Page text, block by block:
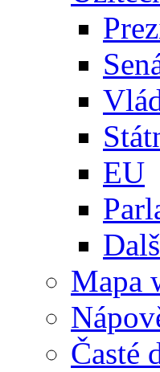
EU
Mapa
Časté